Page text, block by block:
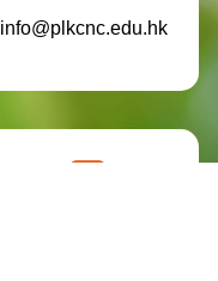
info@plkcnc.edu.hk